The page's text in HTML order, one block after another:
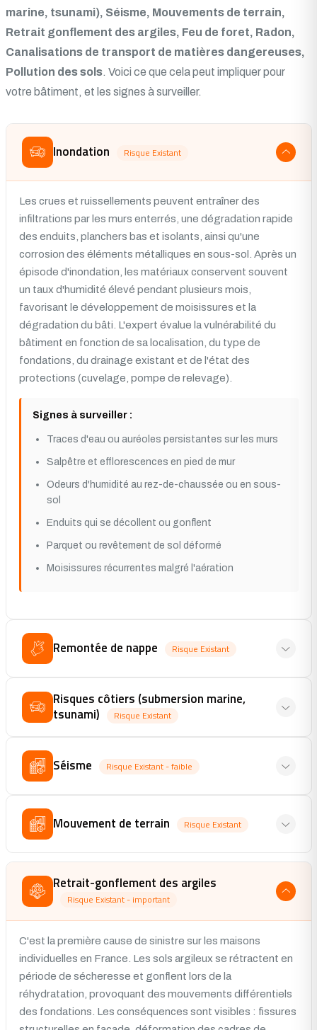
marine, tsunami), Séisme, Mouvements de terrain,
Retrait gonflement des argiles, Feu de foret, Radon,
Canalisations de transport de matières dangereuses,
Pollution des sols. Voici ce que cela peut impliquer pour
votre bâtiment, et les signes à surveiller.
Inondation Risque Existant
Les crues et ruissellements peuvent entraîner des
infiltrations par les murs enterrés, une dégradation rapide
des enduits, planchers bas et isolants, ainsi qu'une
corrosion des éléments métalliques en sous-sol. Après un
épisode d'inondation, les matériaux conservent souvent
un taux d'humidité élevé pendant plusieurs mois,
favorisant le développement de moisissures et la
dégradation du bâti. L'expert évalue la vulnérabilité du
bâtiment en fonction de sa localisation, du type de
fondations, du drainage existant et de l'état des
protections (cuvelage, pompe de relevage).
Signes à surveiller :
Traces d'eau ou auréoles persistantes sur les murs
Salpêtre et efflorescences en pied de mur
Odeurs d'humidité au rez-de-chaussée ou en sous-
sol
Enduits qui se décollent ou gonflent
Parquet ou revêtement de sol déformé
Moisissures récurrentes malgré l'aération
Remontée de nappe Risque Existant
Risques côtiers (submersion marine,
tsunami)
Risque Existant
Séisme Risque Existant - faible
Mouvement de terrain Risque Existant
Retrait-gonflement des argiles
Risque Existant - important
C'est la première cause de sinistre sur les maisons
individuelles en France. Les sols argileux se rétractent en
période de sécheresse et gonflent lors de la
réhydratation, provoquant des mouvements différentiels
des fondations. Les conséquences sont visibles : fissures